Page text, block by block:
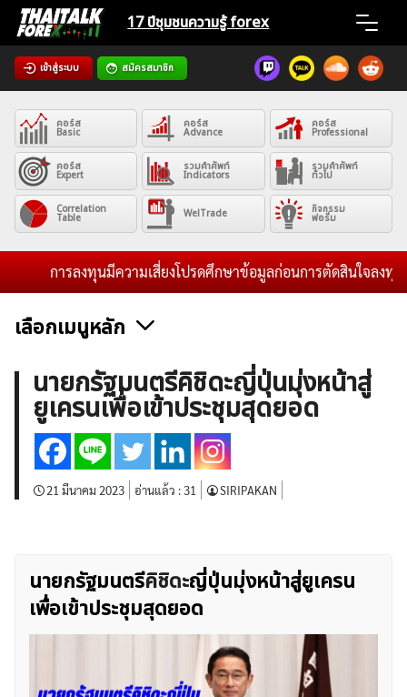
Skip
content
17 ปีชุมชนความรู้ forex
เข้าสู่ระบบ สมัครสมาชิก
Home
News
Articles
VPS Register
ค้นหา
สำหรับ:
คอร์ส
Basic
คอร์ส
Advance
คอร์ส
Professional
คอร์ส
Expert
รวมคำศัพท์
Indicators
รวมคำศัพท์
ทั่วไป
Correlation
Table WelTrade กิจกรรม
ฟอรั่ม
การลงทุนมีความเสี่ยงโปรดศึกษาข้อมูลก่อนการตัดสินใจลงทุน แ
เลือกเมนูหลัก
ข่าวฟอเร็กซ์และสกุลเงิน คริปโตเคอร์เรนซี
ฟรีซิกแนล รายวัน
บทวิเคราะห์
เศรษฐกิจทั่วไป ดัชนี-หุ้น
พันธบัตร
สินค้าโภคภัณฑ์
โบรกเกอร์ FX
โปรโมชั่น Forex
กองทุน Forex
ฟรี EA
นายกรัฐมนตรีคิชิดะญี่ปุ่นมุ่งหน้าสู่
ยูเครนเพื่อเข้าประชุมสุดยอด
21 มีนาคม 2023 อ่านแล้ว :31 SIRIPAKAN
นายกรัฐมนตรีคิชิดะญี่ปุ่นมุ่งหน้าสู่ยูเครน
เพื่อเข้าประชุมสุดยอด